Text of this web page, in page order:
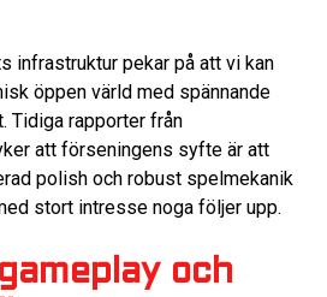
infrastruktur pekar på att vi kan
öppen värld med spännande
Tidiga rapporter från
att förseningens syfte är att
polish och robust spelmekanik
stort intresse noga följer upp.
och